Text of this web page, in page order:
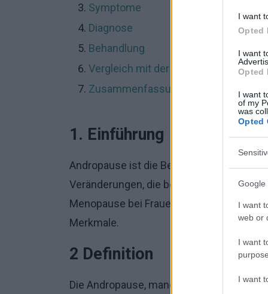
I want
Opted
I want
Opted
I want
of my
was
Opted
Google
I want
web or
I want
I want
Symptome
Diagnose
Behandlung
Vergleich mit der Menopause
Zusammenfassung
1. Einführung
Andropause ist die Bezeichnung für eine
Veränderungen, die bei Männern im
Menopause bei Frauen verglichen wird,
Merkmale.
2 Definition
Die Andropause, manchmal auch als